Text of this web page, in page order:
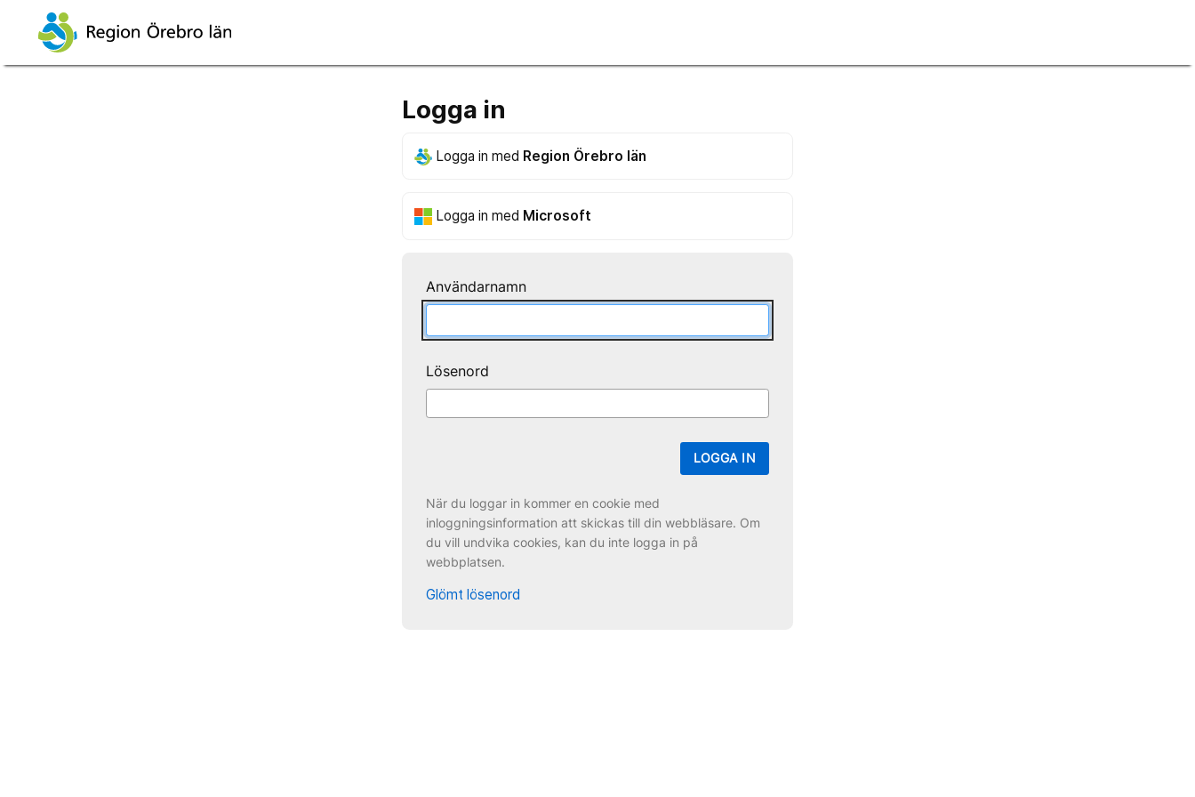
Logga in
Logga in med Region Örebro län
Logga in med Microsoft
Användarnamn
Lösenord
LOGGA IN
När du loggar in kommer en cookie med
inloggningsinformation att skickas till din webbläsare. Om
du vill undvika cookies, kan du inte logga in på
webbplatsen.
Glömt lösenord